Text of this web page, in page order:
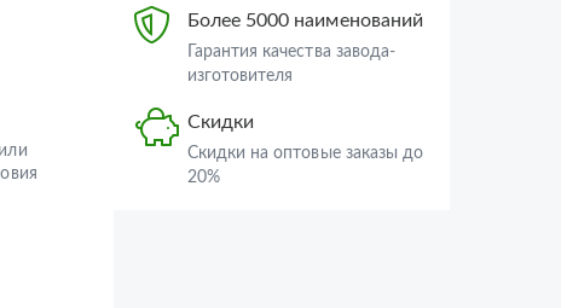
Более 5000 наименований
Гарантия качества завода-
изготовителя
Скидки
Скидки на оптовые заказы до
20%